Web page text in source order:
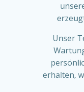
Unser
erhalten,